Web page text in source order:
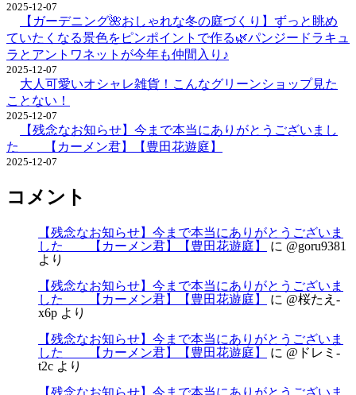
2025-12-07
【ガーデニング🌺おしゃれな冬の庭づくり】ずっと眺め
ていたくなる景色をピンポイントで作る🌿パンジードラキュ
ラとアントワネットが今年も仲間入り♪
2025-12-07
大人可愛いオシャレ雑貨！こんなグリーンショップ見た
ことない！
2025-12-07
【残念なお知らせ】今まで本当にありがとうございまし
た 【カーメン君】【豊田花遊庭】
2025-12-07
コメント
【残念なお知らせ】今まで本当にありがとうございま
した 【カーメン君】【豊田花遊庭】
に @goru9381
より
【残念なお知らせ】今まで本当にありがとうございま
した 【カーメン君】【豊田花遊庭】
に @桜たえ-
x6p より
【残念なお知らせ】今まで本当にありがとうございま
した 【カーメン君】【豊田花遊庭】
に @ドレミ-
t2c より